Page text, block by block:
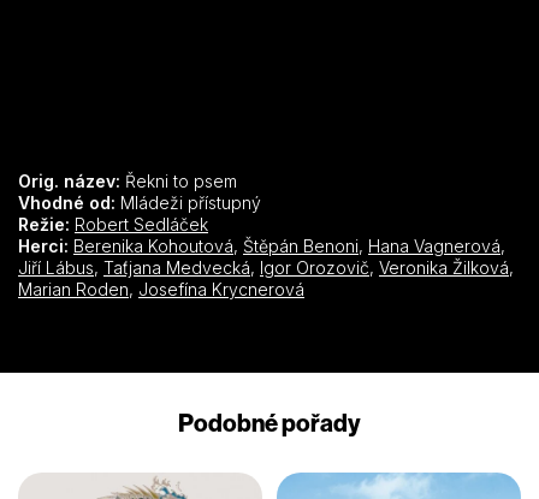
Orig. název: Řekni to psem
Vhodné od: Mládeži přístupný
Režie: Robert Sedláček
Herci: Berenika Kohoutová, Štěpán Benoni, Hana Vagnerová,
Jiří Lábus, Taťjana Medvecká, Igor Orozovič, Veronika Žilková,
Marian Roden, Josefína Krycnerová
Podobné pořady